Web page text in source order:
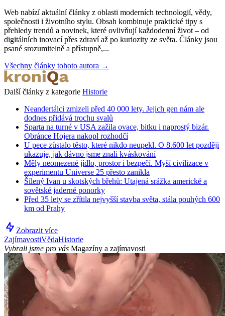
Web nabízí aktuální články z oblasti moderních technologií, vědy,
společnosti i životního stylu. Obsah kombinuje praktické tipy s
přehledy trendů a novinek, které ovlivňují každodenní život – od
digitálních inovací přes zdraví až po kuriozity ze světa. Články jsou
psané srozumitelně a přístupně,...
Všechny články tohoto autora →
Další články z kategorie Historie
Neandertálci zmizeli před 40 000 lety. Jejich gen nám ale
dodnes přidává trochu svalů
Sparta na turné v USA zažila ovace, bitku i naprostý bizár.
Obránce Hojera nakopl rozhodčí
U pece zůstalo těsto, které nikdo neupekl. O 8.600 let později
ukazuje, jak dávno jsme znali kváskování
Měly neomezené jídlo, prostor i bezpečí. Myší civilizace v
experimentu Universe 25 přesto zanikla
Šílený Ivan u skotských břehů: Utajená srážka americké a
sovětské jaderné ponorky
Před 35 lety se zřítila nejvyšší stavba světa, stála pouhých 600
km od Prahy
Zobrazit více
ZajímavostiVědaHistorie
Vybrali jsme pro vás Magazíny a zajímavosti